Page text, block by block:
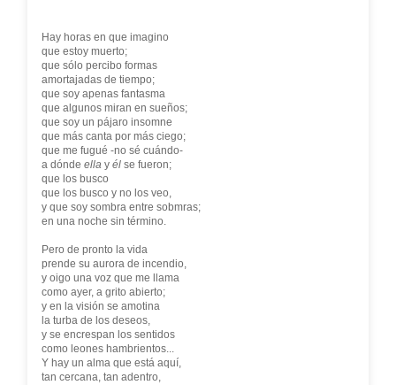
Hay horas en que imagino
que estoy muerto;
que sólo percibo formas
amortajadas de tiempo;
que soy apenas fantasma
que algunos miran en sueños;
que soy un pájaro insomne
que más canta por más ciego;
que me fugué -no sé cuándo-
a dónde ella y élse fueron;
que los busco
que los busco y no los veo,
y que soy sombra entre sobmras;
en una noche sin término.
Pero de pronto la vida
prende su aurora de incendio,
y oigo una voz que me llama
como ayer, a grito abierto;
y en la visión se amotina
la turba de los deseos,
y se encrespan los sentidos
como leones hambrientos...
Y hay un alma que está aquí,
tan cercana, tan adentro,